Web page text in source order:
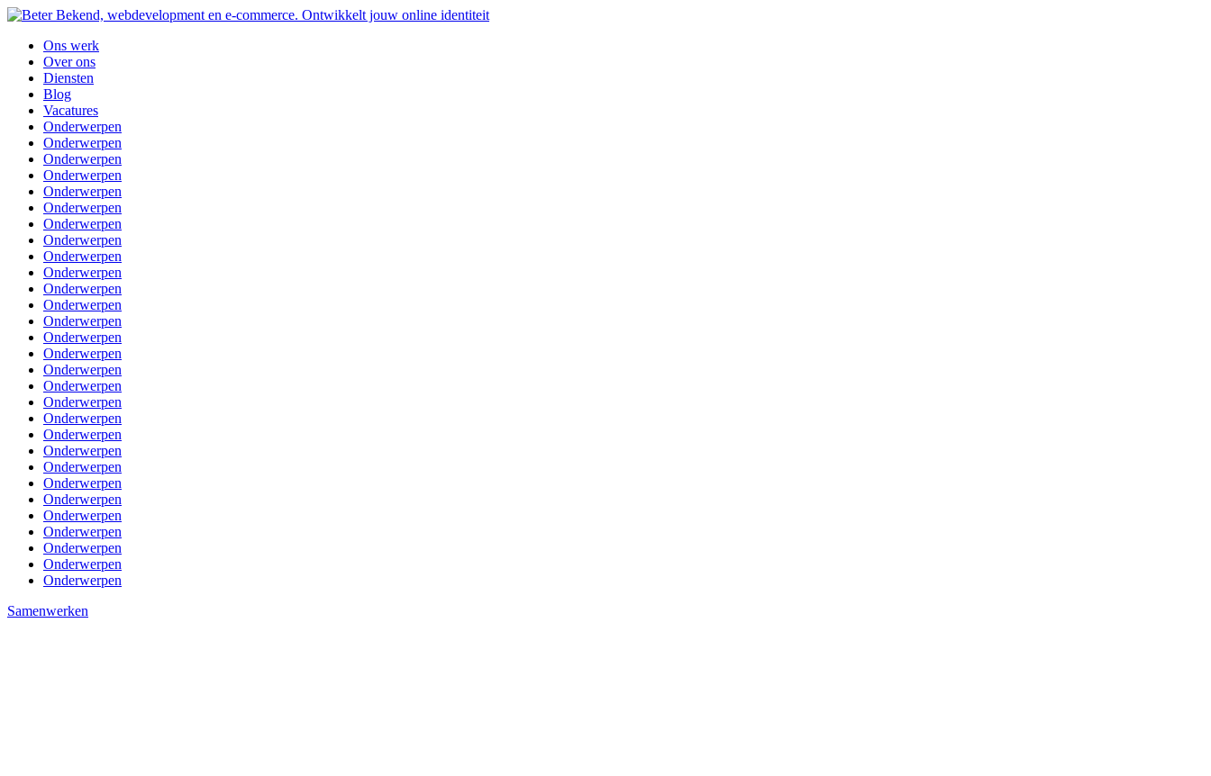
Ons werk
Over ons
Diensten
Blog
Vacatures
Onderwerpen
Onderwerpen
Onderwerpen
Onderwerpen
Onderwerpen
Onderwerpen
Onderwerpen
Onderwerpen
Onderwerpen
Onderwerpen
Onderwerpen
Onderwerpen
Onderwerpen
Onderwerpen
Onderwerpen
Onderwerpen
Onderwerpen
Onderwerpen
Onderwerpen
Onderwerpen
Onderwerpen
Onderwerpen
Onderwerpen
Onderwerpen
Onderwerpen
Onderwerpen
Onderwerpen
Onderwerpen
Onderwerpen
Samenwerken